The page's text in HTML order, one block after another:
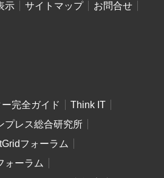
示
サイトマップ
お問合せ
完全ガイド
Think IT
プレス総合研究所
フォーラム
ォーラム